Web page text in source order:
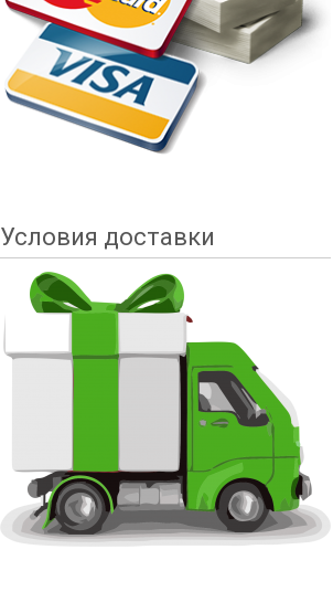
Условия доставки